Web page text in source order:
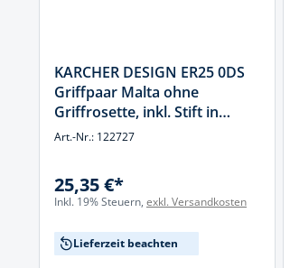
KARCHER DESIGN ER25 0DS
Griffpaar Malta ohne
Griffrosette, inkl. Stift in
Edelstahl matt, Edelstahl
Art.-Nr.: 122727
25,35 €*
Inkl. 19% Steuern, exkl. Versandkosten
Lieferzeit beachten